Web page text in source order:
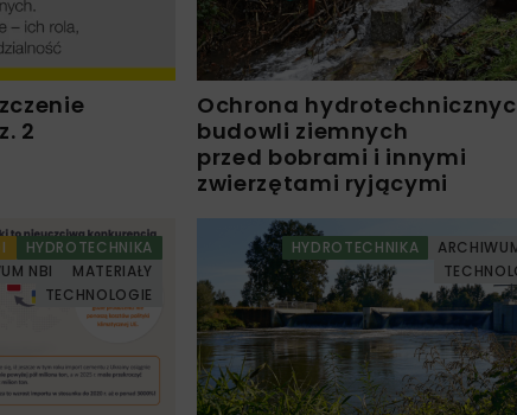
2
Ochrona
budowli ziemnych
przed bobrami i innymi
zwierzętami ryjącymi
HYDROTECHNIKA
NBI
MATERIAŁY
TECHNOLOGIE
HYDROTECHNIKA